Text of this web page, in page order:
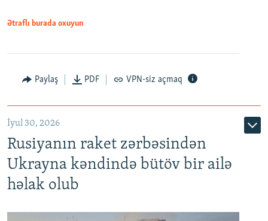
Ətraflı burada oxuyun
Paylaş PDF VPN-siz açmaq
İyul 30, 2026
Rusiyanın raket zərbəsindən
Ukrayna kəndində bütöv bir ailə
həlak olub